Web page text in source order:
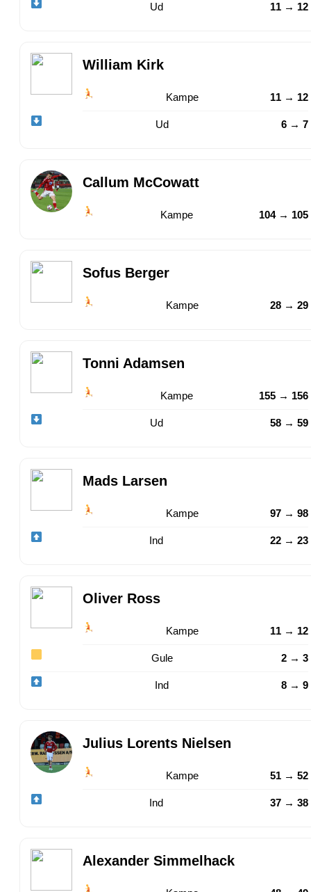
Ud 11 → 12
William Kirk
Kampe 11 → 12
Ud 6 → 7
Callum McCowatt
Kampe 104 → 105
Sofus Berger
Kampe 28 → 29
Tonni Adamsen
Kampe 155 → 156
Ud 58 → 59
Mads Larsen
Kampe 97 → 98
Ind 22 → 23
Oliver Ross
Kampe 11 → 12
Gule 2 → 3
Ind 8 → 9
Julius Lorents Nielsen
Kampe 51 → 52
Ind 37 → 38
Alexander Simmelhack